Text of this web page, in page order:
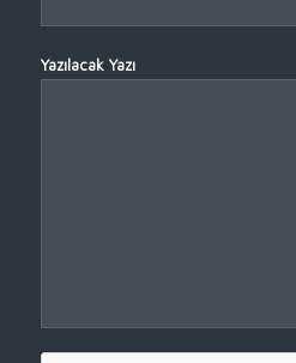
Yazılacak Yazı